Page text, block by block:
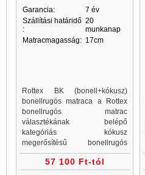
Garancia:
7 év
Szállítási határidő
:
20
munkanap
Matracmagasság: 17cm
Rottex BK (bonell+kókusz)
bonellrugós matraca a Rottex
bonellrugós matrac
választékának belépő
kategóriás kókusz
megerősítésű bonellrugós
terméke. Rottex BK bonellrugós
matracok enyhén feszes
57 100 Ft-tól